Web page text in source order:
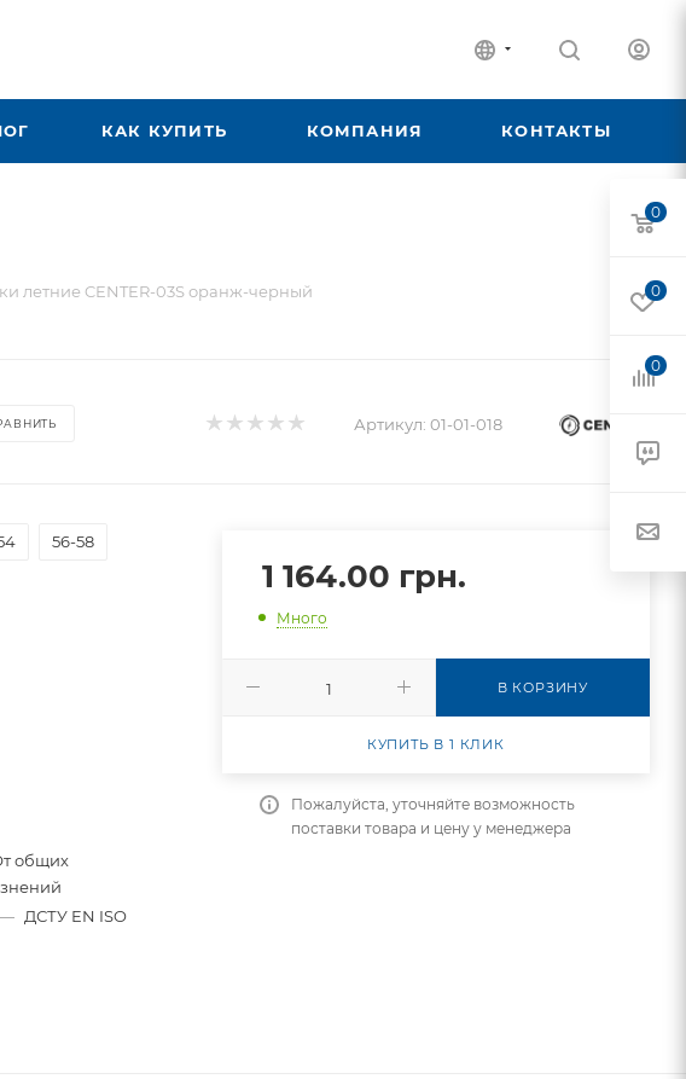
КАК КУПИТЬ КОМПАНИЯ КОНТАКТЫ
летние CENTER-03S оранж-черный
Артикул: 01-01-018
56-58
общих
— ДСТУ EN ISO
1 164.00 грн.
Много
В КОРЗИНУ
КУПИТЬ В 1 КЛИК
Пожалуйста, уточняйте возможность
поставки товара и цену у менеджера
0
0
0